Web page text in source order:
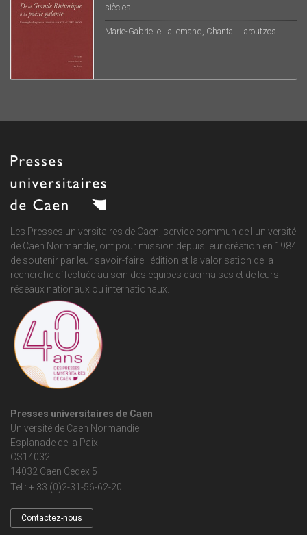
siècles
Marie-Gabrielle Lallemand, Chantal Liaroutzos
Les Presses universitaires de Caen, service commun de l'université
de Caen Normandie, ont pour mission depuis leur création en 1984
de soutenir par leur savoir-faire l'édition et la valorisation de la
recherche effectuée au sein des équipes caennaises et de leurs
réseaux nationaux ou internationaux.
Presses universitaires de Caen
Université de Caen Normandie
Esplanade de la Paix
CS14032
14032 Caen Cedex 5
Tel : + 33 (0)2-31-56-62-20
Contactez-nous